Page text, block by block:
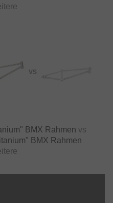
VS
BMX Rahmen vs
BMX Rahmen